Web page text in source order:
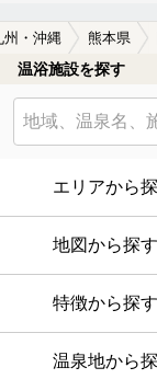
州・沖縄 熊本県
温浴施設を探す
エリアから
地図から探す
特徴から探す
温泉地から